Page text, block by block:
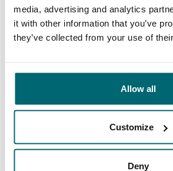
media, advertising and analytics
it with other information that you’ve
they’ve collected from your use of
Allow all
Customize
Deny
35157 Anglerhaben uns